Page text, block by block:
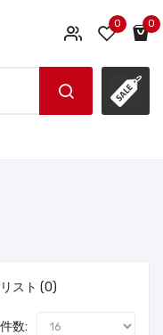
0 0
スト (0)
数: